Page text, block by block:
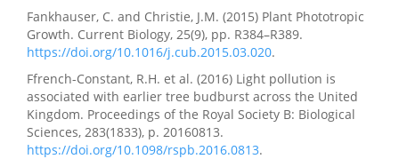
Fankhauser, C. and Christie, J.M. (2015) Plant Phototropic
Growth. Current Biology, 25(9), pp. R384–R389.
https://doi.org/10.1016/j.cub.2015.03.020.
Ffrench-Constant, R.H. et al. (2016) Light pollution is
associated with earlier tree budburst across the United
Kingdom. Proceedings of the Royal Society B: Biological
Sciences, 283(1833), p. 20160813.
https://doi.org/10.1098/rspb.2016.0813.